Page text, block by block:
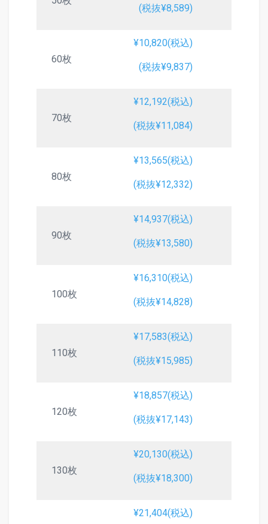
(税抜¥8,589)
60枚
¥10,820(税込)
(税抜¥9,837)
70枚
¥12,192(税込)
(税抜¥11,084)
80枚
¥13,565(税込)
(税抜¥12,332)
90枚
¥14,937(税込)
(税抜¥13,580)
100枚
¥16,310(税込)
(税抜¥14,828)
110枚
¥17,583(税込)
(税抜¥15,985)
120枚
¥18,857(税込)
(税抜¥17,143)
130枚
¥20,130(税込)
(税抜¥18,300)
¥21,404(税込)